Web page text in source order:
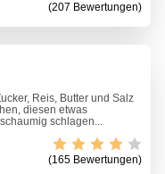
(207 Bewertungen)
Reis, Butter und Salz
diesen etwas
schlagen...
(165 Bewertungen)